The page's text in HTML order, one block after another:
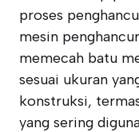
proses
mesin
memecah batu
sesuai ukuran
konstruksi,
yang sering